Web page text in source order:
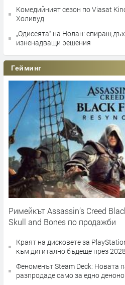
Комедийният сезон по Viasat
Холивуд
„Одисеята“ на Нолан: спиращ
изненадващи решения
Гейминг
Римейкът Assassin’s Creed
Skull and Bones по продажби
Краят на дисковете за
към дигитално бъдеще през
Феноменът Steam Deck: Новата
разпродаде само за едно